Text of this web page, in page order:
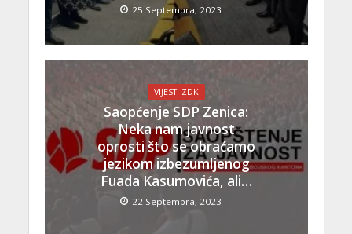
25 Septembra, 2023
VIJESTI ZDK
Saopćenje SDP Zenica:
Neka nam javnost
oprosti što se obraćamo
jezikom izbezumljenog
Fuada Kasumovića, ali…
22 Septembra, 2023